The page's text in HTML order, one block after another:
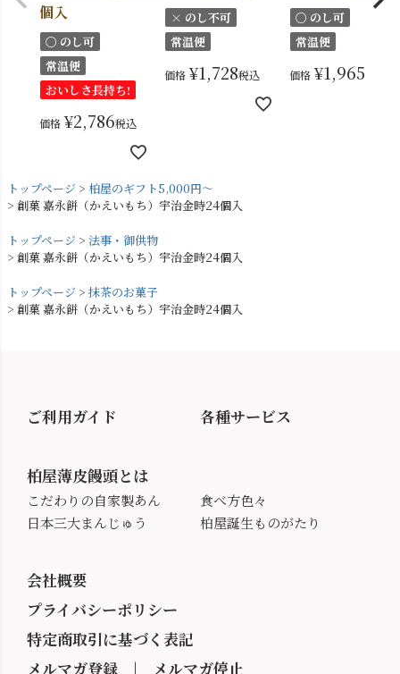
個入
〇 のし可
常温便
おいしさ長持ち!
価格 ¥2,786税込
× のし不可
常温便
価格 ¥1,728税込
〇 のし可
常温便
価格 ¥1,965
トップページ
柏屋のギフト5,000円～
創菓 嘉永餅（かえいもち）宇治金時24個入
トップページ
法事・御供物
創菓 嘉永餅（かえいもち）宇治金時24個入
トップページ
抹茶のお菓子
創菓 嘉永餅（かえいもち）宇治金時24個入
ご利用ガイド 各種サービス
柏屋薄皮饅頭とは
こだわりの自家製あん
日本三大まんじゅう
食べ方色々
柏屋誕生ものがたり
会社概要
プライバシーポリシー
特定商取引に基づく表記
メルマガ登録 | メルマガ停止